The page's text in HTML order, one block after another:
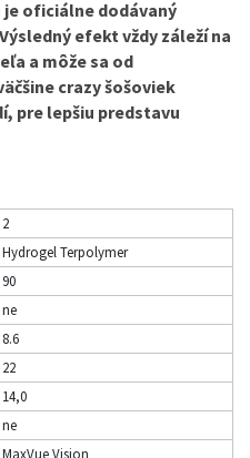
oficiálne dodávaný
efekt vždy záleží na
a môže sa od
crazy šošoviek
pre lepšiu predstavu
2
Hydrogel Terpolymer
90
ne
8.6
22
14,0
ne
MaxVue Vision